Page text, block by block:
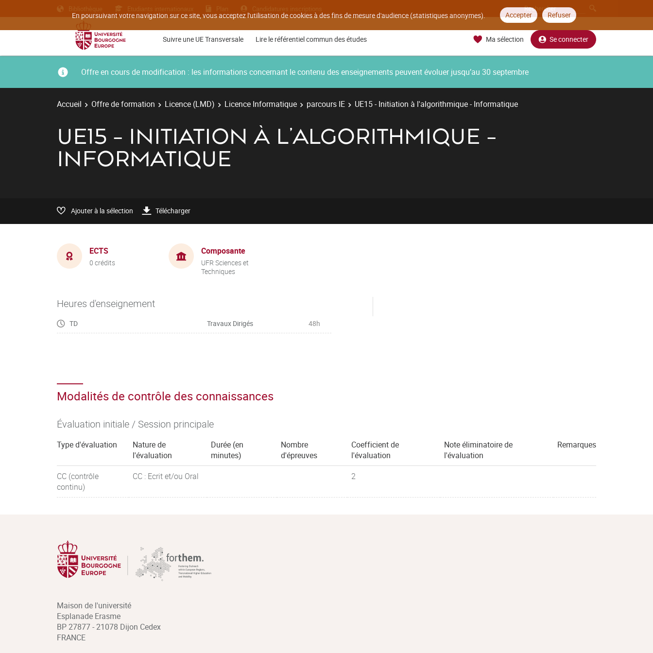
En poursuivant votre navigation sur ce site, vous acceptez l'utilisation de cookies à des fins de mesure d'audience (statistiques anonymes). Accepter Refuser
Bibliothèque Etudiants internationaux Plan Candidatures inscriptions
Suivre une UE Transversale Lire le référentiel commun des études Ma sélection Se connecter
Offre en cours de modification : les informations concernant le contenu des enseignements peuvent évoluer jusqu’au 30 septembre
Accueil Offre de formation Licence (LMD) Licence Informatique parcours IE UE15 - Initiation à l'algorithmique - Informatique
UE15 - INITIATION À L'ALGORITHMIQUE -
INFORMATIQUE
Ajouter à la sélection Télécharger
ECTS
0 crédits
Composante
UFR Sciences et
Techniques
Heures d'enseignement
TD Travaux Dirigés 48h
Modalités de contrôle des connaissances
Évaluation initiale / Session principale
Type d'évaluation
Nature de
l'évaluation
Durée (en
minutes)
Nombre
d'épreuves
Coefficient de
l'évaluation
Note éliminatoire de
l'évaluation
Remarques
CC (contrôle
continu)
CC : Ecrit et/ou Oral 2
Maison de l'université
Esplanade Erasme
BP 27877 - 21078 Dijon Cedex
FRANCE